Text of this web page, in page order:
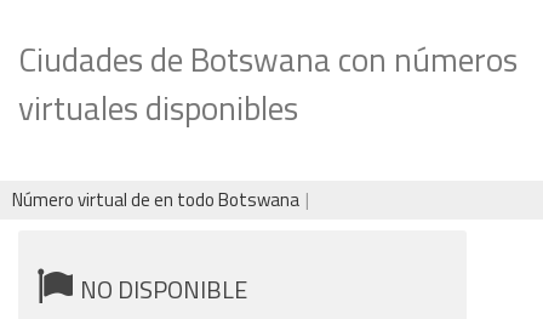
Ciudades de Botswana con números
virtuales disponibles
Número virtual de en todo Botswana
NO DISPONIBLE